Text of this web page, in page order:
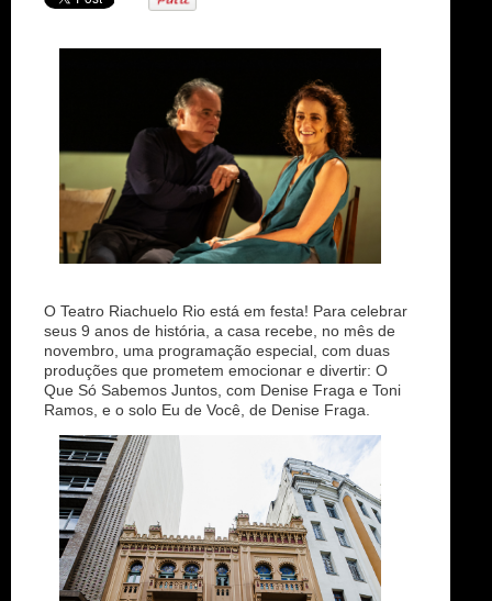
n
O Teatro Riachuelo Rio está em festa! Para celebrar
seus 9 anos de história, a casa recebe, no mês de
novembro, uma programação especial, com duas
produções que prometem emocionar e divertir: O
Que Só Sabemos Juntos, com Denise Fraga e Toni
Ramos, e o solo Eu de Você, de Denise Fraga.